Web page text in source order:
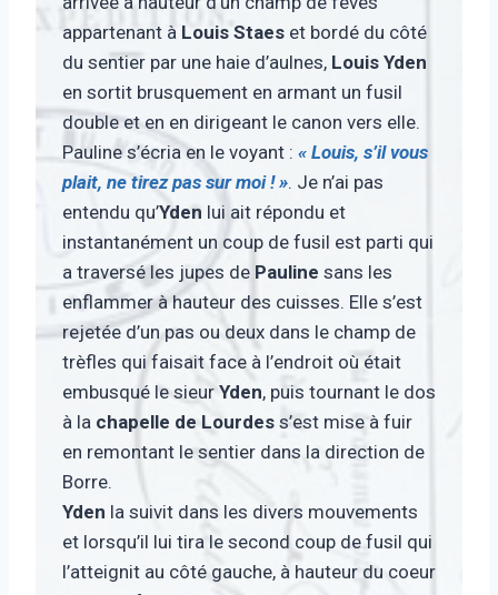
appartenant à Louis Staes et bordé du côté
du sentier par une haie d’aulnes, Louis Yden
en sortit brusquement en armant un fusil
double et en en dirigeant le canon vers elle.
Pauline s’écria en le voyant : « Louis, s’il vous
plait, ne tirez pas sur moi ! ». Je n’ai pas
entendu qu’Yden lui ait répondu et
instantanément un coup de fusil est parti qui
a traversé les jupes de Pauline sans les
enflammer à hauteur des cuisses. Elle s’est
rejetée d’un pas ou deux dans le champ de
trèfles qui faisait face à l’endroit où était
embusqué le sieur Yden, puis tournant le dos
à la chapelle de Lourdes s’est mise à fuir
en remontant le sentier dans la direction de
Borre.
Yden la suivit dans les divers mouvements
et lorsqu’il lui tira le second coup de fusil qui
l’atteignit au côté gauche, à hauteur du coeur